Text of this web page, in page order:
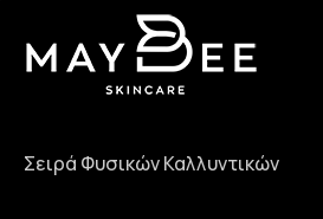
Σειρά Φυσικών Καλλυντικών